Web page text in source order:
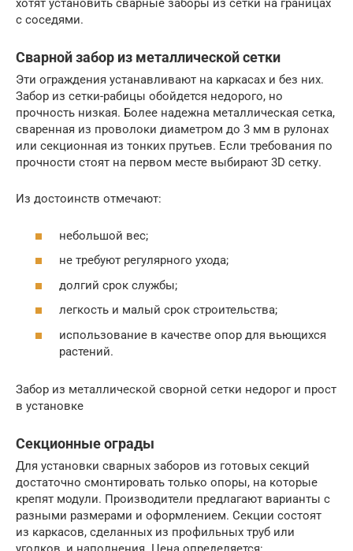
хотят установить сварные заборы из сетки на границах
с соседями.
Сварной забор из металлической сетки
Эти ограждения устанавливают на каркасах и без них.
Забор из сетки-рабицы обойдется недорого, но
прочность низкая. Более надежна металлическая сетка,
сваренная из проволоки диаметром до 3 мм в рулонах
или секционная из тонких прутьев. Если требования по
прочности стоят на первом месте выбирают 3D сетку.
Из достоинств отмечают:
небольшой вес;
не требуют регулярного ухода;
долгий срок службы;
легкость и малый срок строительства;
использование в качестве опор для вьющихся
растений.
Забор из металлической сворной сетки недорог и прост
в установке
Секционные ограды
Для установки сварных заборов из готовых секций
достаточно смонтировать только опоры, на которые
крепят модули. Производители предлагают варианты с
разными размерами и оформлением. Секции состоят
из каркасов, сделанных из профильных труб или